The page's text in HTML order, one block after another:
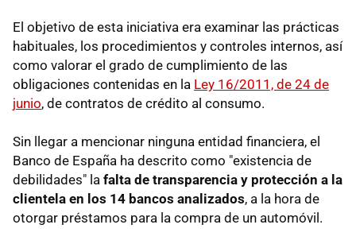
El objetivo de esta iniciativa era examinar las prácticas
habituales, los procedimientos y controles internos, así
como valorar el grado de cumplimiento de las
obligaciones contenidas en la Ley 16/2011, de 24 de
junio, de contratos de crédito al consumo.
Sin llegar a mencionar ninguna entidad financiera, el
Banco de España ha descrito como "existencia de
debilidades" la falta de transparencia y protección a la
clientela en los 14 bancos analizados, a la hora de
otorgar préstamos para la compra de un automóvil.